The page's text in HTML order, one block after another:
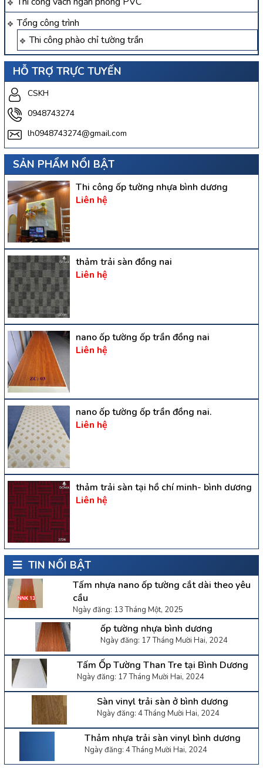
Tổng công trình
Thi công phào chỉ tường trần
HỖ TRỢ TRỰC TUYẾN
CSKH
0948743274
lh0948743274@gmail.com
SẢN PHẨM NỔI BẬT
Thi công ốp tường nhựa bình dương
Liên hệ
thảm trải sàn đồng nai
Liên hệ
nano ốp tường ốp trần đồng nai
Liên hệ
nano ốp tường ốp trần đồng nai.
Liên hệ
thảm trải sàn tại hồ chí minh- bình dương
Liên hệ
TIN NỔI BẬT
Tấm nhựa nano ốp tường cắt dài theo yêu
cầu
Ngày đăng: 13 Tháng Một, 2025
ốp tường nhựa bình dương
Ngày đăng: 17 Tháng Mười Hai, 2024
Tấm Ốp Tường Than Tre tại Bình Dương
Ngày đăng: 17 Tháng Mười Hai, 2024
Sàn vinyl trải sàn ở bình dương
Ngày đăng: 4 Tháng Mười Hai, 2024
Thảm nhựa trải sàn vinyl bình dương
Ngày đăng: 4 Tháng Mười Hai, 2024